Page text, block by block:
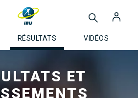
RÉSULTATS VIDÉOS
ET